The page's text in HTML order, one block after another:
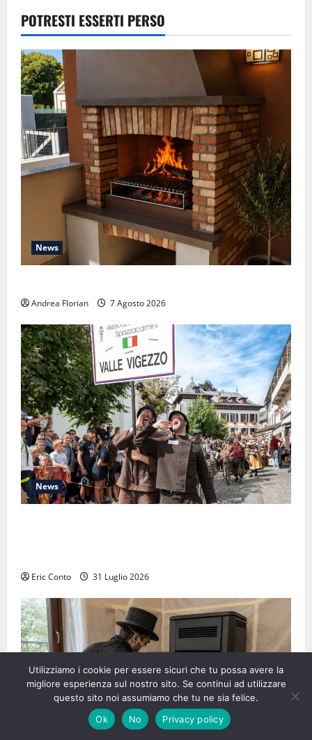
POTRESTI ESSERTI PERSO
News
Andrea Florian 7 Agosto 2026
News
Eric Conto 31 Luglio 2026
Utilizziamo i cookie per essere sicuri che tu possa avere la
migliore esperienza sul nostro sito. Se continui ad utilizzare
questo sito noi assumiamo che tu ne sia felice.
Ok
No Privacy policy